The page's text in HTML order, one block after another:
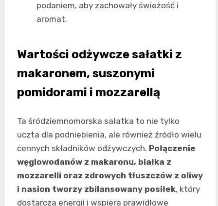
podaniem, aby zachowały świeżość i
aromat.
Wartości odżywcze sałatki z
makaronem, suszonymi
pomidorami i mozzarellą
Ta śródziemnomorska sałatka to nie tylko
uczta dla podniebienia, ale również źródło wielu
cennych składników odżywczych. Połączenie
węglowodanów z makaronu, białka z
mozzarelli oraz zdrowych tłuszczów z oliwy
i nasion tworzy zbilansowany posiłek, który
dostarcza energii i wspiera prawidłowe